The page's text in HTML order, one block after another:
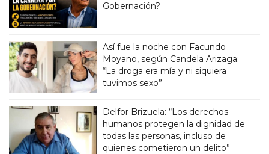
Gobernación?
Así fue la noche con Facundo
Moyano, según Candela Arizaga:
“La droga era mía y ni siquiera
tuvimos sexo”
Delfor Brizuela: “Los derechos
humanos protegen la dignidad de
todas las personas, incluso de
quienes cometieron un delito”